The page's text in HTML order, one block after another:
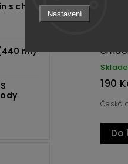
Nastavení
s chilli
(440 ml)
omáčka
ne chuť!